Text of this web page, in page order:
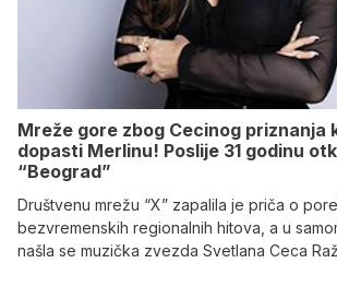
Mreže gore zbog Cecinog priznanja
dopasti Merlinu! Poslije 31 godinu
“Beograd”
Društvenu mrežu “X” zapalila je priča o
bezvremenskih regionalnih hitova, a u
našla se muzička zvezda Svetlana Ceca